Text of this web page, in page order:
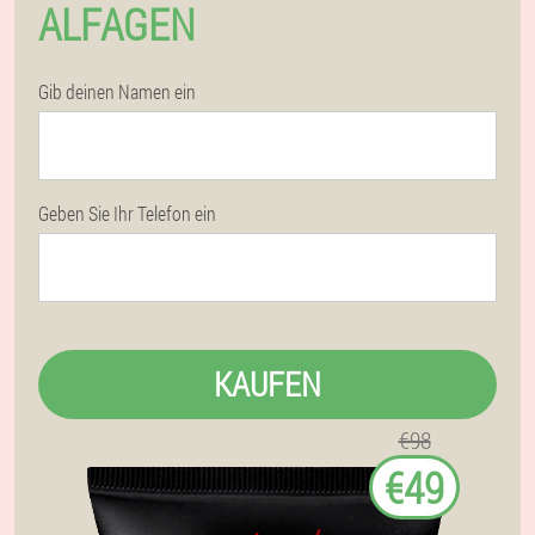
ALFAGEN
Gib deinen Namen ein
Geben Sie Ihr Telefon ein
KAUFEN
€98
€49